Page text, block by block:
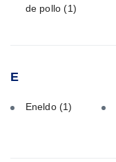
de pollo(1)
E
Eneldo (1)